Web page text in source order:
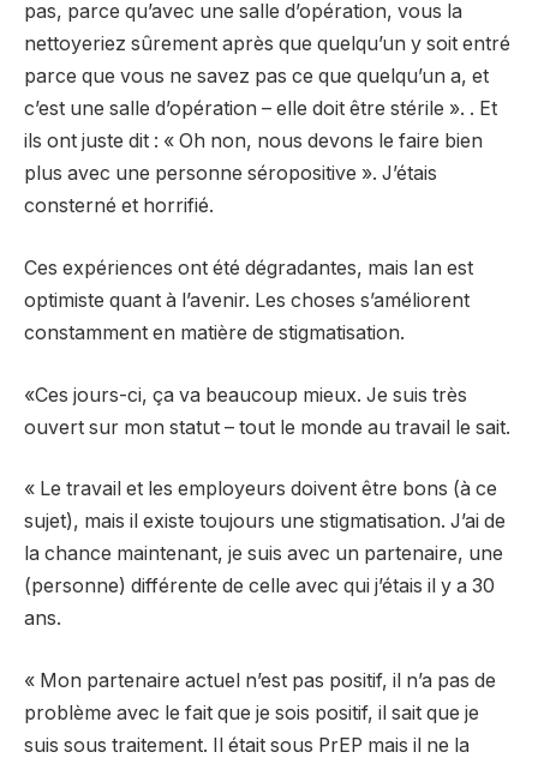
pas, parce qu’avec une salle d’opération, vous la
nettoyeriez sûrement après que quelqu’un y soit entré
parce que vous ne savez pas ce que quelqu’un a, et
c’est une salle d’opération – elle doit être stérile ». . Et
ils ont juste dit : « Oh non, nous devons le faire bien
plus avec une personne séropositive ». J’étais
consterné et horrifié.
Ces expériences ont été dégradantes, mais Ian est
optimiste quant à l’avenir. Les choses s’améliorent
constamment en matière de stigmatisation.
«Ces jours-ci, ça va beaucoup mieux. Je suis très
ouvert sur mon statut – tout le monde au travail le sait.
« Le travail et les employeurs doivent être bons (à ce
sujet), mais il existe toujours une stigmatisation. J’ai de
la chance maintenant, je suis avec un partenaire, une
(personne) différente de celle avec qui j’étais il y a 30
ans.
« Mon partenaire actuel n’est pas positif, il n’a pas de
problème avec le fait que je sois positif, il sait que je
suis sous traitement. Il était sous PrEP mais il ne la